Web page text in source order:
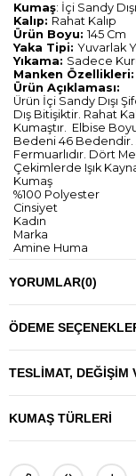
Kumaş: İçi Sandy
Kalıp: Rahat Kalıp
Ürün Boyu: 145 Cm
Yaka Tipi: Yuvarlak
Yıkama: Sadece
Manken Özellikleri:
Ürün Açıklaması:
Ürün İçi Sandy Dışı
Dış Bitişiktir. Rahat
Kumaştır. Elbise
Bedeni 46 Bedendir.
Fermuarlıdır. Dört
Çekimlerde Işık
Kumaş
%100 Polyester
Cinsiyet
Kadın
Marka
Amine Huma
YORUMLAR(0)
ÖDEME
TESLIMAT, DEĞIŞIM
KUMAŞ TÜRLERI